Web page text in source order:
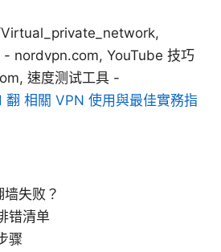
- nordvpn.com, YouTube 技巧
速度测试工具 -
翻 相關 VPN 使用與最佳實務指
失败？
错清单
骤